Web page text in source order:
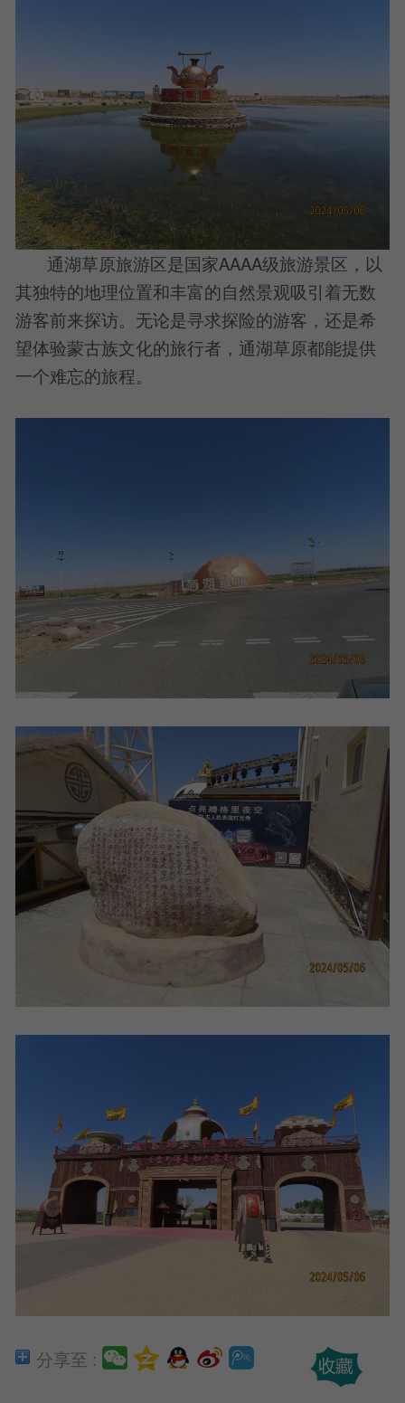
通湖草原旅游区是国家AAAA级旅游景区，以
其独特的地理位置和丰富的自然景观吸引着无数
游客前来探访。无论是寻求探险的游客，还是希
望体验蒙古族文化的旅行者，通湖草原都能提供
一个难忘的旅程。
分享至 :